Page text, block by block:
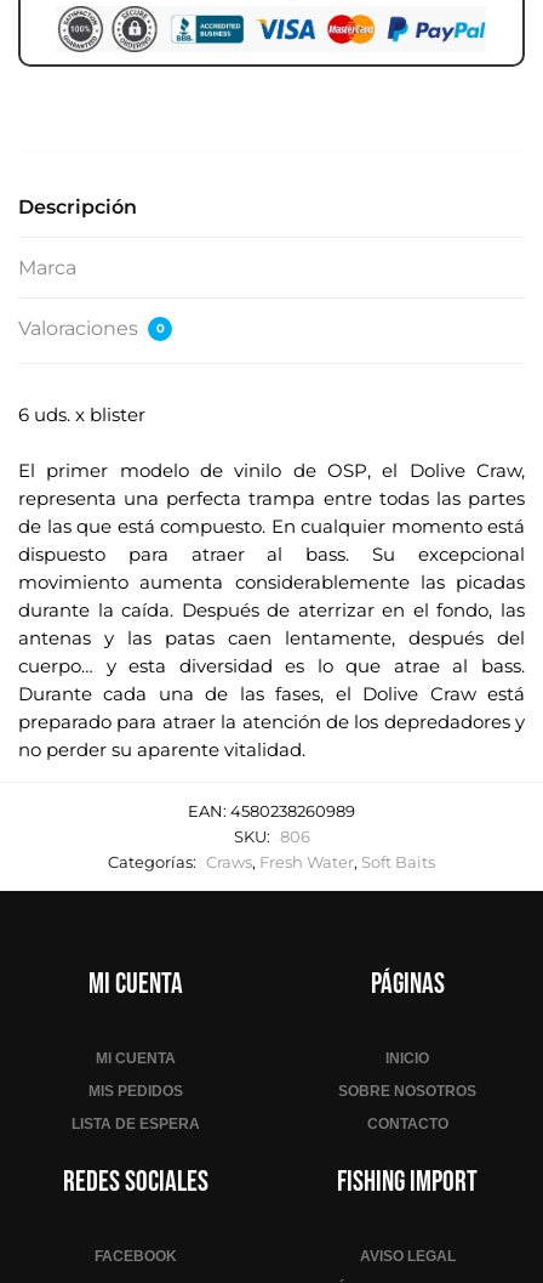
Descripción
Marca
Valoraciones 0
6 uds. x blister
El primer modelo de vinilo de OSP, el Dolive Craw,
representa una perfecta trampa entre todas las partes
de las que está compuesto. En cualquier momento está
dispuesto para atraer al bass. Su excepcional
movimiento aumenta considerablemente las picadas
durante la caída. Después de aterrizar en el fondo, las
antenas y las patas caen lentamente, después del
cuerpo… y esta diversidad es lo que atrae al bass.
Durante cada una de las fases, el Dolive Craw está
preparado para atraer la atención de los depredadores y
no perder su aparente vitalidad.
EAN: 4580238260989
SKU: 806
Categorías: Craws, Fresh Water, Soft Baits
Mi cuenta
MI CUENTA
MIS PEDIDOS
LISTA DE ESPERA
Páginas
INICIO
SOBRE NOSOTROS
CONTACTO
Redes sociales
FACEBOOK
Fishing Import
AVISO LEGAL